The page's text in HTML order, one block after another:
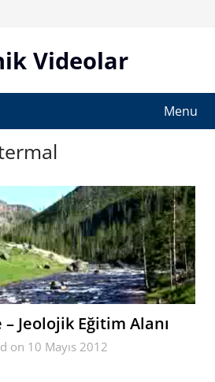
Videolar
Menu
Jeolojik Eğitim Alanı
on 10 Mayıs 2012